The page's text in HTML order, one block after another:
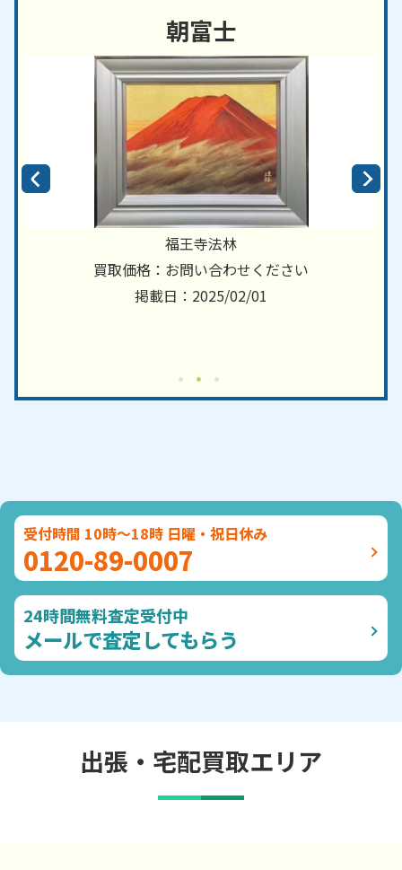
朝富士
福王寺法林
買取価格：お問い合わせください
掲載日：2025/02/01
受付時間 10時～18時 日曜・祝日休み
0120-89-0007
24時間無料査定受付中
メールで査定してもらう
出張・宅配買取エリア